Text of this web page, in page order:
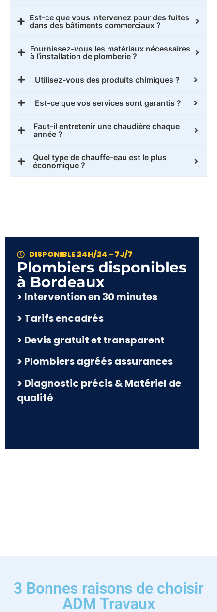
Est-ce que vous intervenez pour des fuites
dans des bâtiments commerciaux ?
Fournissez-vous les matériaux nécessaires
à l’installation de plomberie ?
Utilisez-vous des produits chimiques ?
Est-ce que vos services sont garantis ?
Faut-il entretenir une chaudière chaque
année ?
Quel type de chauffe-eau est le plus
économique ?
DISPONIBLE 24H/24 - 7J/7
Plombiers disponibles
à Bordeaux
> Intervention en 30 minutes
> Tarifs encadrés
> Devis gratuit et transparent
> Plombiers agréés assurances
> Diagnostic précis & Matériel de
qualité
3 Bonnes raisons de choisir
ADM Travaux